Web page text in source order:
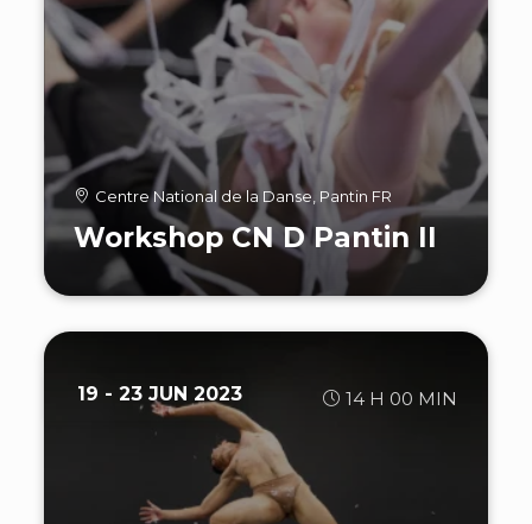
Centre National de la Danse, Pantin FR
Workshop CN D Pantin II
19 - 23 JUN 2023 14 H 00 MIN